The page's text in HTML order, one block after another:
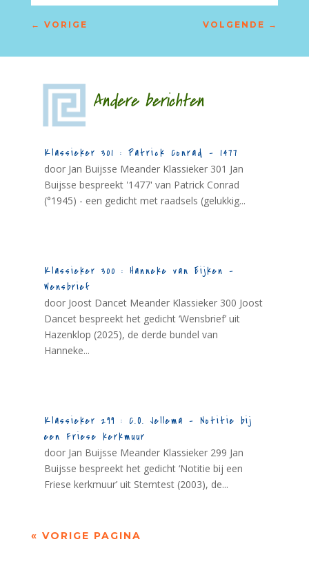
← VORIGE VOLGENDE →
Andere berichten
Klassieker 301 : Patrick Conrad – 1477
door Jan Buijsse Meander Klassieker 301 Jan
Buijsse bespreekt '1477' van Patrick Conrad
(°1945) - een gedicht met raadsels (gelukkig...
Klassieker 300 : Hanneke van Eijken –
Wensbrief
door Joost Dancet Meander Klassieker 300 Joost
Dancet bespreekt het gedicht ‘Wensbrief’ uit
Hazenklop (2025), de derde bundel van
Hanneke...
Klassieker 299 : C.O. Jellema – Notitie bij
een Friese kerkmuur
door Jan Buijsse Meander Klassieker 299 Jan
Buijsse bespreekt het gedicht ‘Notitie bij een
Friese kerkmuur’ uit Stemtest (2003), de...
« VORIGE PAGINA